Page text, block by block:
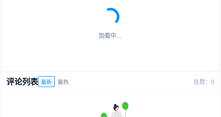
加载中…
评论列表 最新 最热 总数：0